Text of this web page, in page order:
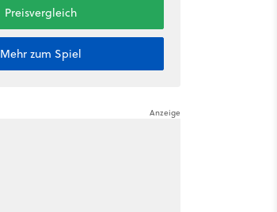
Preisvergleich
Mehr zum Spiel